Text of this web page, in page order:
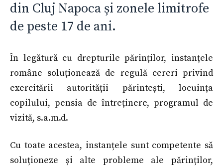
din Cluj Napoca și zonele limitrofe
de peste 17 de ani.
În legătură cu drepturile părinților, instanțele
române soluționează de regulă cereri privind
exercitării autorității părintești, locuința
copilului, pensia de întreținere, programul de
vizită, s.a.m.d.
Cu toate acestea, instanțele sunt competente să
soluționeze și alte probleme ale părinților,